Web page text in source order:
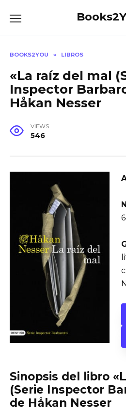
BOOKS2YOU » LIBROS
«La raíz del mal
Inspector
Håkan Nesser
VIEWS
546
Sinopsis del libro
(Serie Inspector
de Håkan Nesser